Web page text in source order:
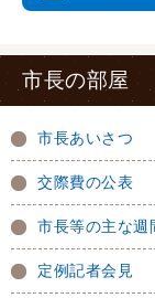
市長の部屋
市長あいさつ
交際費の公表
市長等の主な週
定例記者会見